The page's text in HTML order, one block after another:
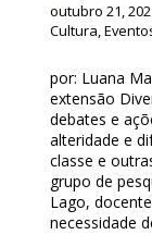
outubro 21,
Cultura,
por: Luana
extensão
debates e
alteridade e
classe e
grupo de
Lago,
necessidade